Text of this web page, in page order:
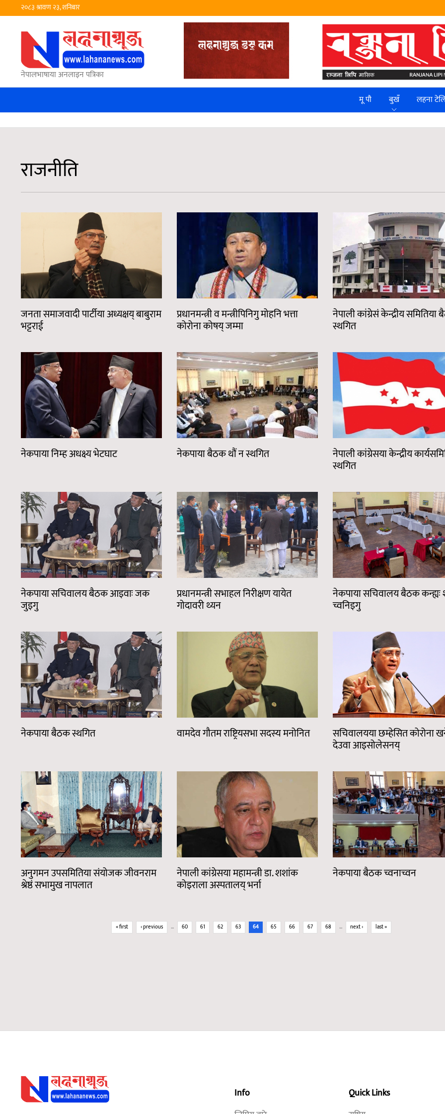
२०८३ श्रावण २३, शनिबार
नेपालभाषाया अनलाइन पत्रिका
मू पौ
बुखँ लहना
राजनीति
जनता समाजवादी पार्टीया अध्यक्षय् बाबुराम
भट्टराई
प्रधानमन्त्री व मन्त्रीपिनिगु मोहनि भत्ता
कोरोना कोषय् जम्मा
नेपाली कांग्रेसं केन्द्रीय समितिया
स्थगित
नेकपाया निम्ह अधक्ष्य भेटघाट नेकपाया बैठक थौं न स्थगित नेपाली कांग्रेसया केन्द्रीय
स्थगित
नेकपाया सचिवालय बैठक आइवाः जक
जुइगु
प्रधानमन्त्री सभाहल निरीक्षण यायेत
गोदावरी थ्यन
नेकपाया सचिवालय बैठक कन्ह्यः
च्वनिइगु
नेकपाया बैठक स्थगित वामदेव गौतम राष्ट्रियसभा सदस्य मनोनित सचिवालयया छम्हेसित कोरोना
देउवा आइसोलेसनय्
अनुगमन उपसमितिया संयोजक जीवनराम
श्रेष्ठं सभामुख नापलात
नेपाली कांग्रेसया महामन्त्री डा. शशांक
कोइराला अस्पतालय् भर्ना
नेकपाया बैठक च्वनाच्वन
« first ‹ previous … 60 61 62 63 64 65 66 67 68 … next › last »
Info
Quick Links